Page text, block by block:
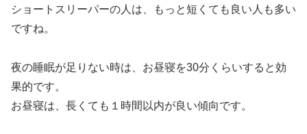
ショートスリーパーの人は、もっと短くても良い人も多い
ですね。
夜の睡眠が足りない時は、お昼寝を30分くらいすると効
果的です。
お昼寝は、長くても１時間以内が良い傾向です。